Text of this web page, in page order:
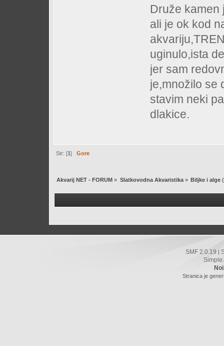
Druže kamen
ali je ok kod
uginulo,ista
jer sam
je,množilo se
stavim neki
dlakice.
Str: [1]Gore
Akvarij NET - FORUM » Slatkovodna Akvaristika» Biljke i alge
SMF 2.0.19
Simple
Stranica je